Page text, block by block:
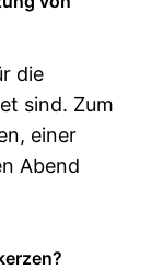
die
sind. Zum
einer
Abend